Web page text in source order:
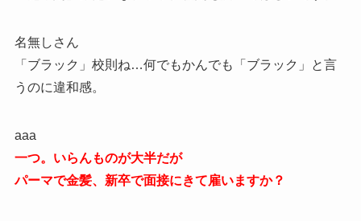
名無しさん
「ブラック」校則ね…何でもかんでも「ブラック」と言
うのに違和感。
aaa
一つ。いらんものが大半だが
パーマで金髪、新卒で面接にきて雇いますか？